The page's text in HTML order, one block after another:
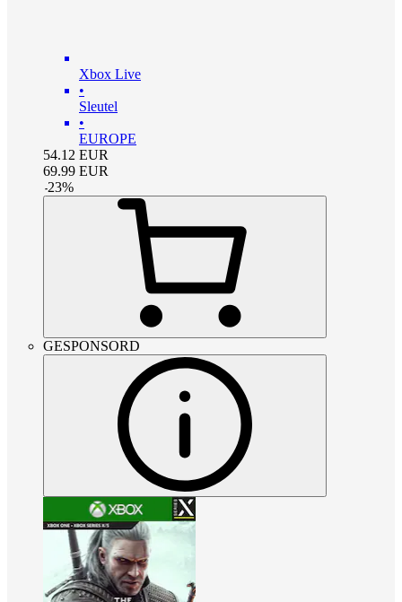
Xbox Live
•
Sleutel
•
EUROPE
54.12 EUR
69.99 EUR
-23%
GESPONSORD